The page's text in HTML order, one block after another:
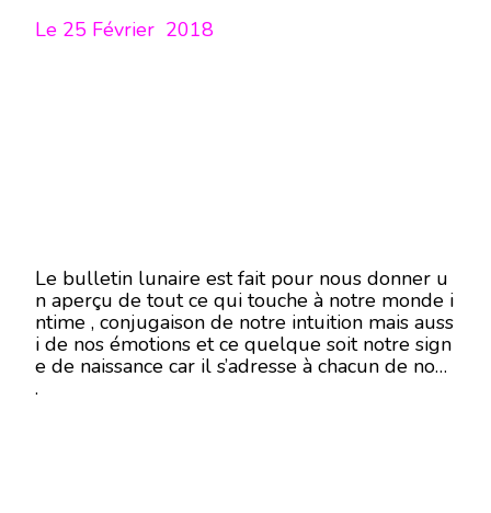
Le 25 Février 2018
Le bulletin lunaire est fait pour nous donner u
n aperçu de tout ce qui touche à notre monde i
ntime , conjugaison de notre intuition mais auss
i de nos émotions et ce quelque soit notre sign
e de naissance car il s’adresse à chacun de nous
.